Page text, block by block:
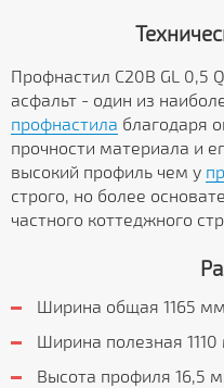
Профнастил С20В GL 0,5
асфальт - один из
профнастила благодаря
прочности материала и
высокий профиль чем у
строго, но более
частного коттеджного
Ширина общая 1165 мм
Ширина полезная
Высота профиля 16,5